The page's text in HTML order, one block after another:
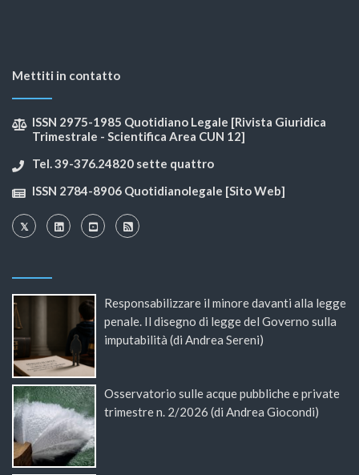
Mettiti in contatto
ISSN 2975-1985 Quotidiano Legale [Rivista Giuridica
Trimestrale - Scientifica Area CUN 12]
Tel. 39-376.24820 sette quattro
ISSN 2784-8906 Quotidianolegale [Sito Web]
Responsabilizzare il minore davanti alla legge
penale. Il disegno di legge del Governo sulla
imputabilità (di Andrea Sereni)
Osservatorio sulle acque pubbliche e private
trimestre n. 2/2026 (di Andrea Giocondi)